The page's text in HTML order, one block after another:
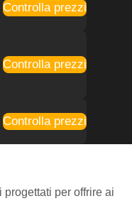
Controlla prezzi
Controlla prezzi
Controlla prezzi
per offrire ai